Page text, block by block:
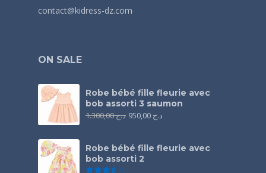
contact@kidress-dz.com
ON SALE
Robe bébé fille fleurie avec
bob assorti 3 saumon
د.ج1.300,00 د.ج
Robe bébé fille fleurie avec
bob assorti 2